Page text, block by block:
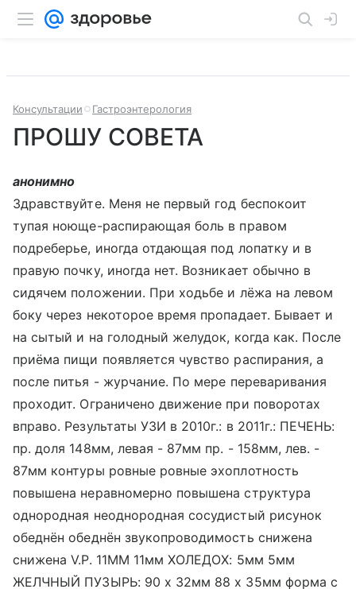
Консультации Гастроэнтерология
ПРОШУ СОВЕТА
анонимно
Здравствуйте. Меня не первый год беспокоит
тупая ноюще-распирающая боль в правом
подреберье, иногда отдающая под лопатку и в
правую почку, иногда нет. Возникает обычно в
сидячем положении. При ходьбе и лёжа на левом
боку через некоторое время пропадает. Бывает и
на сытый и на голодный желудок, когда как. После
приёма пищи появляется чувство распирания, а
после питья - журчание. По мере переваривания
проходит. Ограничено движение при поворотах
вправо. Результаты УЗИ в 2010г.: в 2011г.: ПЕЧЕНЬ:
пр. доля 148мм, левая - 87мм пр. - 158мм, лев. -
87мм контуры ровные ровные эхоплотность
повышена неравномерно повышена структура
однородная неоднородная сосудистый рисунок
обеднён обеднён звукопроводимость снижена
снижена V.P. 11ММ 11мм ХОЛЕДОХ: 5мм 5мм
ЖЕЛЧНЫЙ ПУЗЫРЬ: 90 х 32мм 88 х 35мм форма с